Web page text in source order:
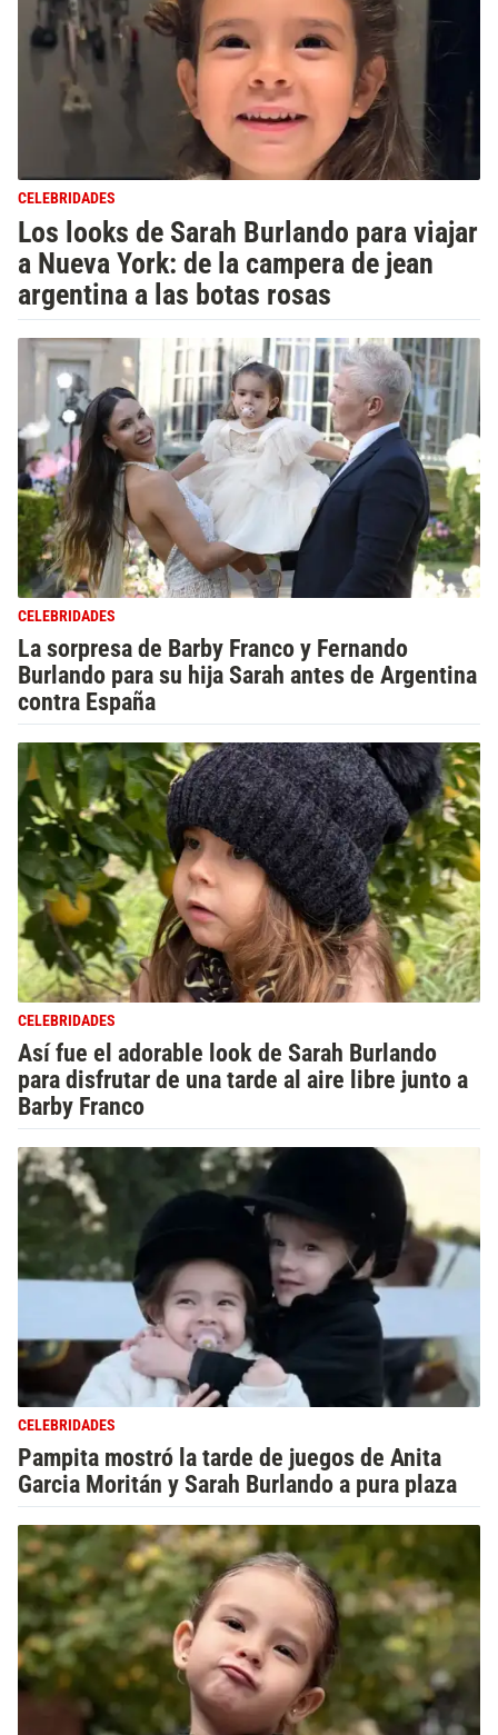
CELEBRIDADES
Los looks de Sarah Burlando para viajar
a Nueva York: de la campera de jean
argentina a las botas rosas
CELEBRIDADES
La sorpresa de Barby Franco y Fernando
Burlando para su hija Sarah antes de Argentina
contra España
CELEBRIDADES
Así fue el adorable look de Sarah Burlando
para disfrutar de una tarde al aire libre junto a
Barby Franco
CELEBRIDADES
Pampita mostró la tarde de juegos de Anita
Garcia Moritán y Sarah Burlando a pura plaza